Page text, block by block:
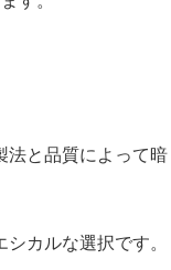
法と品質によって暗
カルな選択です。